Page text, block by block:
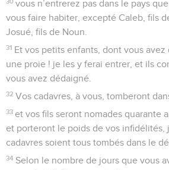
vous n’entrerez pas dans le pays
vous faire habiter, excepté Caleb, fils
Josué, fils de Noun.
31 Et vos petits enfants, dont vous
une proie ! je les y ferai entrer, et ils
vous avez dédaigné.
32 Vos cadavres, à vous, tomberont
33 et vos fils seront nomades quarante
et porteront le poids de vos infidélités,
cadavres soient tous tombés dans le
34 Selon le nombre de jours que vous